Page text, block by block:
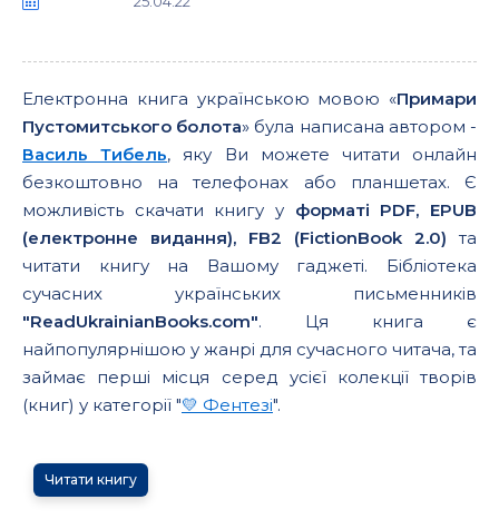
Електронна книга українською мовою «Примари
Пустомитського болота» була написана автором -
Василь Тибель, яку Ви можете читати онлайн
безкоштовно на телефонах або планшетах. Є
можливість скачати книгу у форматі PDF, EPUB
(електронне видання), FB2 (FictionBook 2.0) та
читати книгу на Вашому гаджеті. Бібліотека
сучасних українських письменників
"ReadUkrainianBooks.com". Ця книга є
найпопулярнішою у жанрі для сучасного читача, та
займає перші місця серед усієї колекції творів
(книг) у категорії "💛 Фентезі".
Читати книгу